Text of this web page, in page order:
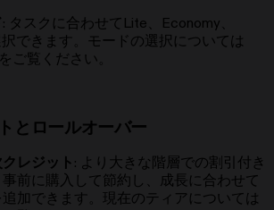
: タスクに合わせてLite、Economy、
できます。モードの選択については
をご覧ください。
とロールオーバー
レジット: より大きな階層での割引付き
前に購入して節約し、成長に合わせて
加できます。現在のティアについては